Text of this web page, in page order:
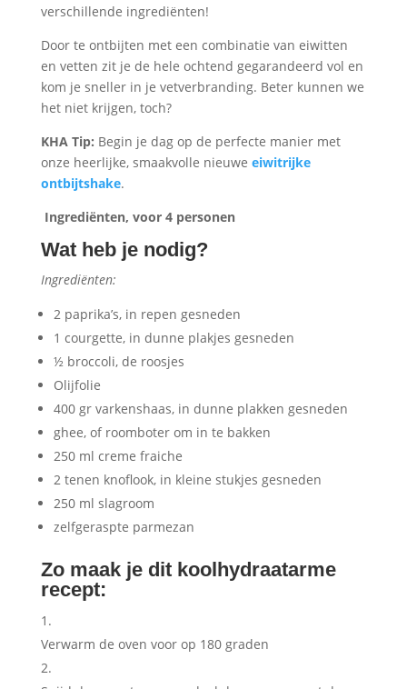
verschillende ingrediënten!
Door te ontbijten met een combinatie van eiwitten
en vetten zit je de hele ochtend gegarandeerd vol en
kom je sneller in je vetverbranding. Beter kunnen we
het niet krijgen, toch?
KHA Tip: Begin je dag op de perfecte manier met
onze heerlijke, smaakvolle nieuwe eiwitrijke
ontbijtshake.
Ingrediënten, voor 4 personen
Wat heb je nodig?
Ingrediënten:
2 paprika’s, in repen gesneden
1 courgette, in dunne plakjes gesneden
½ broccoli, de roosjes
Olijfolie
400 gr varkenshaas, in dunne plakken gesneden
ghee, of roomboter om in te bakken
250 ml creme fraiche
2 tenen knoflook, in kleine stukjes gesneden
250 ml slagroom
zelfgeraspte parmezan
Zo maak je dit koolhydraatarme
recept:
Verwarm de oven voor op 180 graden